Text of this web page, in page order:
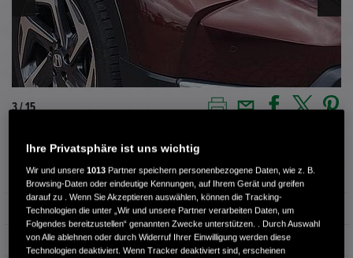
4 / 15
Braun (PREMIUM AGATE BROWN PEARL)
Kilometerstand 111.089 km
Kraftstoffart Super
Ihre Privatsphäre ist uns wichtig
Wir und unsere1013 Partner speichern personenbezogene Daten, wie z. B.
Browsing-Daten oder eindeutige Kennungen, auf Ihrem Gerät und greifen
darauf zu . Wenn Sie Akzeptieren auswählen, können die Tracking-
Technologien die unter „Wir und unsere Partner verarbeiten Daten, um
Folgendes bereitzustellen“ genannten Zwecke unterstützen. . Durch Auswahl
von Alle ablehnen oder durch Widerruf Ihrer Einwilligung werden diese
Technologien deaktiviert. Wenn Tracker deaktiviert sind, erscheinen